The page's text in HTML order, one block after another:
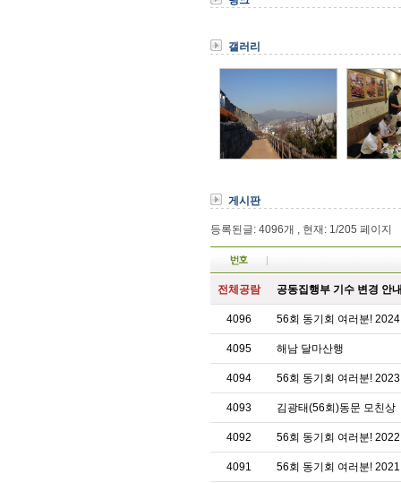
갤러리
게시판
등록된글: 4096개 , 현재: 1/205 페이지
전체공람 공동집행부 기수 변경 안
4096 56회 동기회 여러분!
4095 해남 달마산행
4094 56회 동기회 여러분!
4093 김광태(56회)동문 모친상
4092 56회 동기회 여러분!
4091 56회 동기회 여러분!